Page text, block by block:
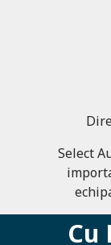
Select
Cu